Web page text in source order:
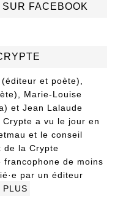
FACEBOOK
et poète),
Marie-Louise
et Jean Lalaude
a vu le jour en
et le conseil
de la Crypte
francophone de moins
par un éditeur
PLUS